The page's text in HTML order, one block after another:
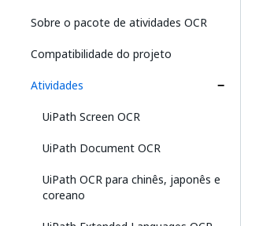
Sobre o pacote de atividades OCR
Compatibilidade do projeto
Atividades
UiPath Screen OCR
UiPath Document OCR
UiPath OCR para chinês, japonês e
coreano